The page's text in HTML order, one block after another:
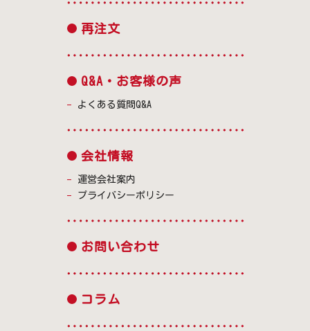
再注文
Q&A・お客様の声
よくある質問Q&A
会社情報
運営会社案内
プライバシーポリシー
お問い合わせ
コラム